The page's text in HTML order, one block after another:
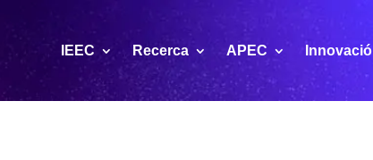
IEEC Recerca APEC Innovació